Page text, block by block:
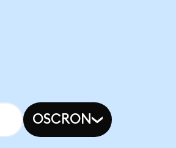
OSCRON